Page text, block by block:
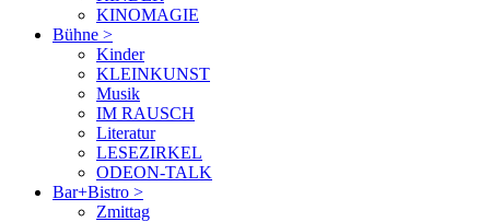
KINOMAGIE
Bühne >
Kinder
KLEINKUNST
Musik
IM RAUSCH
Literatur
LESEZIRKEL
ODEON-TALK
Bar+Bistro >
Zmittag